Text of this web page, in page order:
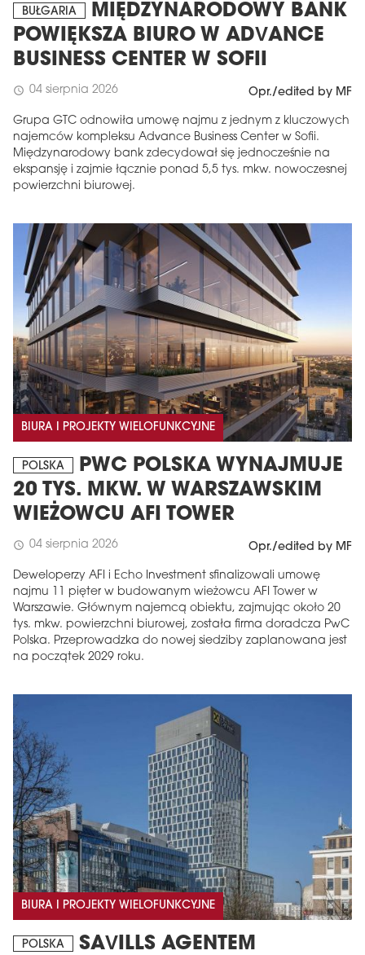
BUŁGARIA
MIĘDZYNARODOWY BANK
POWIĘKSZA BIURO W ADVANCE
BUSINESS CENTER W SOFII
schedule 04 sierpnia 2026 Opr./edited by MF
Grupa GTC odnowiła umowę najmu z jednym z kluczowych
najemców kompleksu Advance Business Center w Sofii.
Międzynarodowy bank zdecydował się jednocześnie na
ekspansję i zajmie łącznie ponad 5,5 tys. mkw. nowoczesnej
powierzchni biurowej.
BIURA I PROJEKTY WIELOFUNKCYJNE
POLSKA
PWC POLSKA WYNAJMUJE
20 TYS. MKW. W WARSZAWSKIM
WIEŻOWCU AFI TOWER
schedule 04 sierpnia 2026 Opr./edited by MF
Deweloperzy AFI i Echo Investment sfinalizowali umowę
najmu 11 pięter w budowanym wieżowcu AFI Tower w
Warszawie. Głównym najemcą obiektu, zajmując około 20
tys. mkw. powierzchni biurowej, została firma doradcza PwC
Polska. Przeprowadzka do nowej siedziby zaplanowana jest
na początek 2029 roku.
BIURA I PROJEKTY WIELOFUNKCYJNE
POLSKA
SAVILLS AGENTEM